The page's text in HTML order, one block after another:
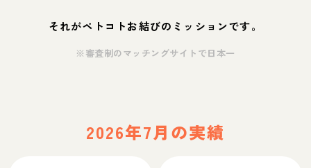
それがペトコトお結びのミッションです。
※審査制のマッチングサイトで日本一
2026年7月の実績